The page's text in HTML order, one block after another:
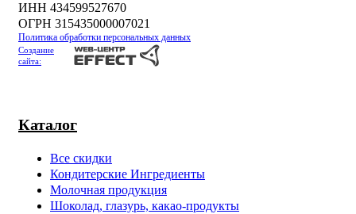
Каталог
Все скидки
Кондитерские Ингредиенты
Молочная продукция
Шоколад, глазурь, какао-продукты
ИНН 434599527670
ОГРН 315435000007021
Политика обработки персональных данных
Создание
сайта: